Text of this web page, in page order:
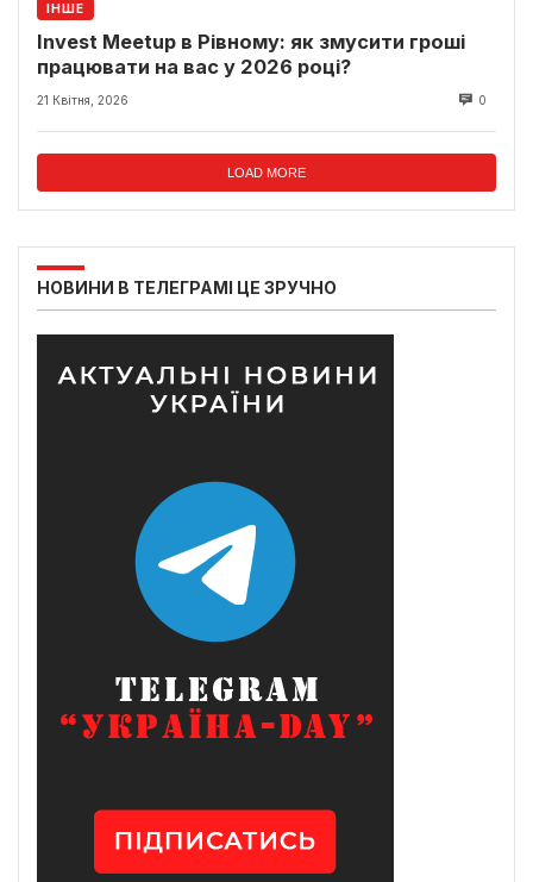
ІНШЕ
Invest Meetup в Рівному: як змусити гроші
працювати на вас у 2026 році?
21 Квітня, 2026 0
LOAD MORE
НОВИНИ В ТЕЛЕГРАМІ ЦЕ ЗРУЧНО